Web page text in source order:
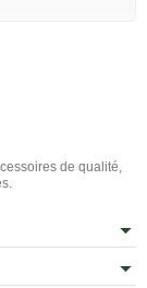
de qualité,